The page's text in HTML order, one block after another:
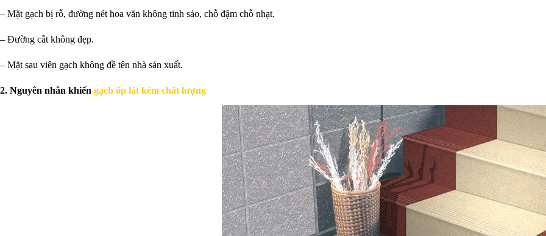
– Mặt gạch bị rỗ, đường nét hoa văn không tinh sảo, chỗ đậm chỗ nhạt.
– Đường cắt không đẹp.
– Mặt sau viên gạch không đề tên nhà sản xuất.
2. Nguyên nhân khiến gạch ốp lát kém chất lượng